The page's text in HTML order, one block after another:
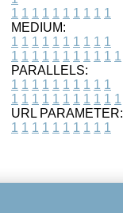
1 1 1 1 1 1 1 1 1 1
MEDIUM:
1 1 1 1 1 1 1 1 1 1
1 1 1 1 1 1 1 1 1 1 1
PARALLELS:
1 1 1 1 1 1 1 1 1 1
1 1 1 1 1 1 1 1 1 1 1
URL PARAMETER:
1 1 1 1 1 1 1 1 1 1